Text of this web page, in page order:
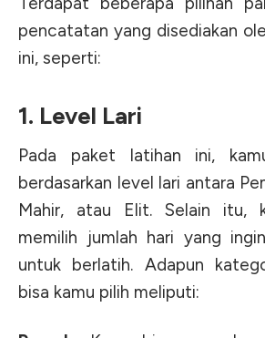
pencatatan yang disediakan
ini, seperti:
1. Level Lari
Pada paket latihan ini,
berdasarkan level lari antara
Mahir, atau Elit. Selain itu,
memilih jumlah hari yang
untuk berlatih. Adapun
bisa kamu pilih meliputi: